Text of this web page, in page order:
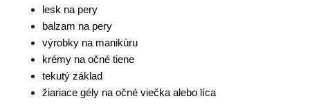
lesk na pery
balzam na pery
výrobky na manikúru
krémy na očné tiene
tekutý základ
žiariace gély na očné viečka alebo líca